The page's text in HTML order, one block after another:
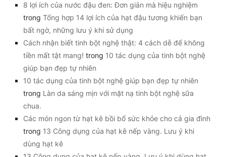
8 lợi ích của nước đậu đen: Đơn giản mà hiệu nghiệm
trong Tổng hợp 14 lợi ích của hạt đậu tương khiến bạn
bất ngờ, những lưu ý khi sử dụng
Cách nhận biết tinh bột nghệ thật: 4 cách dễ để không
tiền mất tật mang! trong 10 tác dụng của tinh bột nghệ
giúp bạn đẹp tự nhiên
10 tác dụng của tinh bột nghệ giúp bạn đẹp tự nhiên
trong Làn da sáng mịn với mặt nạ tinh bột nghệ sữa
chua.
Các món ngon từ hạt kê bồi bổ sức khỏe cho cả gia đình
trong 13 Công dụng của hạt kê nếp vàng. Lưu ý khi
dùng hạt kê